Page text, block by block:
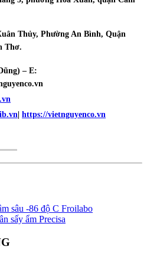
Thủy, Phường An Bình, Quận
Thơ.
– E:
https://vietnguyenco.vn
sâu -86 độ C Froilabo
sấy ẩm Precisa